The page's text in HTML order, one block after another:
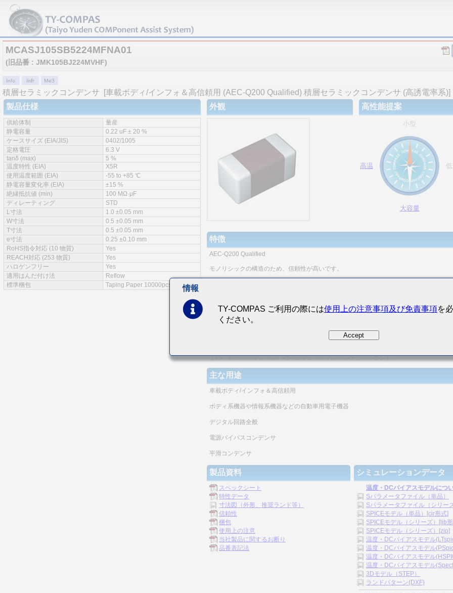
MCASJ105SB5224MFNA01
(旧品番 : JMK105BJ224MVHF)
積層セラミックコンデンサ
[車載ボディ/インフォ＆高信頼用 (AEC-Q200 Qualified) 積層セラミックコンデンサ (高誘電率系)]
製品仕様
供給体制
量産
静電容量
0.22 uF ± 20 %
ケースサイズ (EIA/JIS)
0402/1005
定格電圧
6.3 V
tanδ (max)
5 %
温度特性 (EIA)
X5R
使用温度範囲 (EIA)
-55 to +85 ℃
静電容量変化率 (EIA)
±15 %
絶縁抵抗値 (min)
100 MΩ·μF
ディレーティング
STD
L寸法
1.0 ±0.05 mm
W寸法
0.5 ±0.05 mm
T寸法
0.5 ±0.05 mm
e寸法
0.25 ±0.10 mm
RoHS指令対応 (10 物質)
Yes
REACH対応 (253 物質)
Yes
ハロゲンフリー
Yes
適用はんだ付け法
Reflow
標準梱包
Taping Paper 10000pcs
外観 高性能提案
小型
高温
大容量
特徴
AEC-Q200 Qualified
モノリシックの構造のため、信頼性が高いです。
耐熱性にすぐれ、マイグレーションもほとんど発生せず、高い信頼性を示します。
等価直列抵抗(ESR)が小さく、ノイズ吸収性にすぐれています。
（注）本商品は、AEC-Q200に対応した評価試験実施済みです。
なお、ご注文に際しては、納入仕様書の取り交わしをお願いします。
主な用途
車載ボディ/インフォ＆高信頼用
ボディ系機器や情報系機器などの自動車用電子機器
デジタル回路全般
電源バイパスコンデンサ
平滑コンデンサ
製品資料
スペックシート
特性データ
寸法図（外形、推奨ランド等）
信頼性
梱包
使用上の注意
当社製品に関するお断り
品番表記法
シミュレーションデータ
温度・DCバイアスモデルにつ
Sパラメータファイル（単品）
Sパラメータファイル（シリー
SPICEモデル（単品）[cir形式]
SPICEモデル（シリーズ）[lib
SPICEモデル（シリーズ）[zip]
温度・DCバイアスモデル
温度・DCバイアスモデル
温度・DCバイアスモデル
温度・DCバイアスモデル
3Dモデル（STEP）
ランドパターン(DXF)
情報
TY-COMPAS ご利用の際には使用上の注意事項及び免責事項を
ください。
Accept